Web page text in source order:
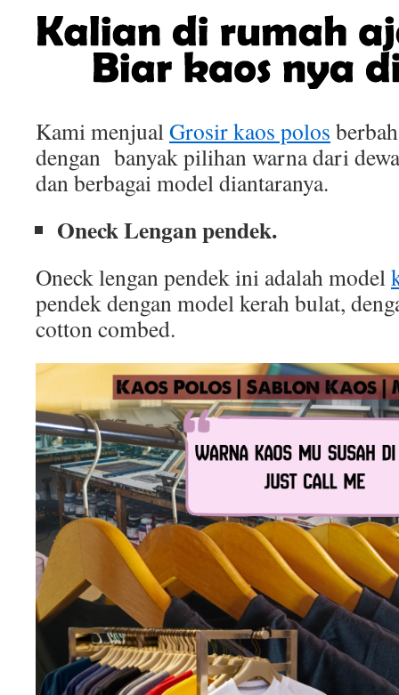
Kami menjualGrosir kaos polos
dengan banyak pilihan warna dari
dan berbagai model diantaranya.
Oneck Lengan pendek.
Oneck lengan pendek ini adalah model
pendek dengan model kerah bulat,
cotton combed.